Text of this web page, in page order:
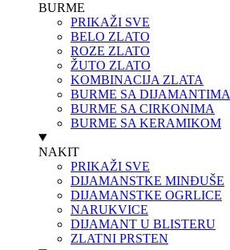
BURME
PRIKAŽI SVE
BELO ZLATO
ROZE ZLATO
ŽUTO ZLATO
KOMBINACIJA ZLATA
BURME SA DIJAMANTIMA
BURME SA CIRKONIMA
BURME SA KERAMIKOM
NAKIT
PRIKAŽI SVE
DIJAMANSTKE MINĐUŠE
DIJAMANSTKE OGRLICE
NARUKVICE
DIJAMANT U BLISTERU
ZLATNI PRSTEN